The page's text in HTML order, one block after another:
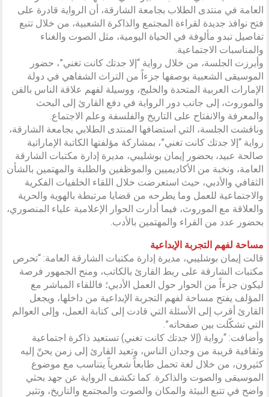
العامة في منتدى الطلاب بجامعة الشارقة، أن الرواية قادرة على
فتح نوافذ جديدة لقراءة المجتمع والذاكرة الشعبية، من خلال تتبع
تفاصيل تبدو مألوفة في الحياة اليومية، مثل الصوت والغناء
والمناسبات الاجتماعية.
وأبرزت الجلسة، من خلال رواية “إلا جدتك كانت تغني”، حضور
الموسيقى الشعبية بوصفها جزءاً من التراث الشفاهي في دولة
الإمارات العربية المتحدة والخليج، ووسيلة لفهم علاقة الناس بالفن
والموروث، إلى جانب دور الرواية في دفع القارئ إلى البحث
والمعرفة والانفتاح على التاريخ والفلسفة وعلم الاجتماع.
وناقشت الجلسة، التي استضافها المنتدى الطلابي بجامعة الشارقة،
رواية “إلا جدتك كانت تغني”، بمشاركة مؤلفتها الكاتبة الإماراتية
صالحة عبيد، بحضور إيمان بوشليبي، مديرة إدارة مكتبات الشارقة
العامة، ونخبة من الأكاديميين والموظفين والطلبة والمهتمين بالشأن
الثقافي والأدبي، حيث استعرضت خلال اللقاء الخلفيات الفكرية
والاجتماعية للعمل وما يطرحه من قضايا مرتبطة بالهوية والحرية
والعلاقة مع الموروث، فيما أدارت الحوار الإعلامية علياء المنصوري،
بحضور عدد من القراء والمهتمين بالأدب.
مساحة لفهم التجربة الإبداعية
قالت إيمان بوشليبي، مديرة إدارة مكتبات الشارقة العامة: “تحرص
مكتبات الشارقة على ربط القارئ بالكاتب، ومنح الجمهور فرصة
ليكون جزءاً من الحوار حول العمل الأدبي؛ فاللقاء المباشر مع
المؤلف يفتح مساحة لفهم التجربة الإبداعية من داخلها، ويجعل
القارئ أقرب إلى الأسئلة التي قادت إلى كتابة العمل، وإلى العوالم
التي تشكّلت بين صفحاته”.
وأضافت: “رواية (إلا جدتك كانت تغني) تستعيد ذاكرة اجتماعية
وثقافية قريبة من وجدان الناس، وتعيد القارئ إلى زمن يحنّ إليه
كثيرون، من خلال لغة تحمل طابعاً شعرياً يتناسب مع موضوع
الموسيقى والصوت والذاكرة. كما تكشف الرواية عن جهد بحثي
واضح في تتبع البيئة والمكان والصوت والمجتمع والتاريخ، وتثير